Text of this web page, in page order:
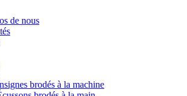
de nous
brodés à la machine